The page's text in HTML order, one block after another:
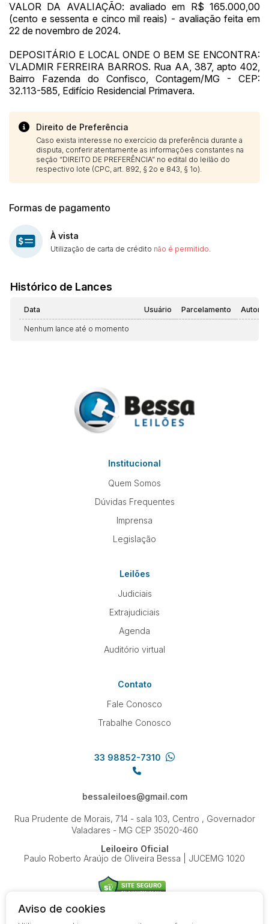
VALOR DA AVALIAÇÃO: avaliado em R$ 165.000,00
(cento e sessenta e cinco mil reais) - avaliação feita em
22 de novembro de 2024.
DEPOSITÁRIO E LOCAL ONDE O BEM SE ENCONTRA:
VLADMIR FERREIRA BARROS. Rua AA, 387, apto 402,
Bairro Fazenda do Confisco, Contagem/MG - CEP:
32.113-585, Edifício Residencial Primavera.
Direito de Preferência
Caso exista interesse no exercício da preferência durante a
disputa, conferir atentamente as informações constantes na
seção “DIREITO DE PREFERÊNCIA” no edital do leilão do
respectivo lote (CPC, art. 892, § 2o e 843, § 1o).
Formas de pagamento
À vista
Utilização de carta de crédito não é permitido
Histórico de Lances
Data Usuário Parcelamento
Nenhum lance até o momento
Institucional
Quem Somos
Dúvidas Frequentes
Imprensa
Legislação
Leilões
Judiciais
Extrajudiciais
Agenda
Auditório virtual
Contato
Fale Conosco
Trabalhe Conosco
33 98852-7310
bessaleiloes@gmail.com
Rua Prudente de Morais, 714 - sala 103, Centro , Governador
Valadares - MG CEP 35020-460
Leiloeiro Oficial
Paulo Roberto Araújo de Oliveira Bessa | JUCEMG 1020
Aviso de cookies